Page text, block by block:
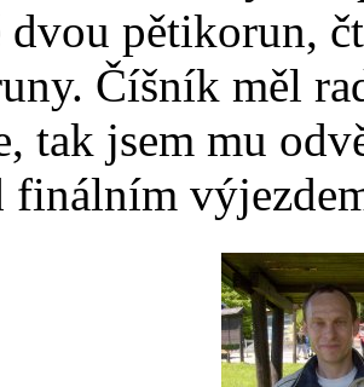
dvou pětikorun,
Číšník měl
tak jsem mu
finálním